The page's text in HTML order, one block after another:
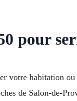
pour
votre habitation
de Salon-de-